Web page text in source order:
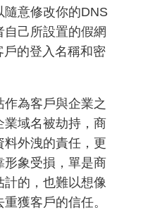
隨意修改你的DNS
己所設置的假網
的登入名稱和密
為客戶與企業之
業域名被劫持，商
料外洩的責任，更
形象受損，單是商
的，也難以想像
獲客戶的信任。